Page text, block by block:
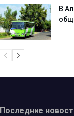
В
Последние